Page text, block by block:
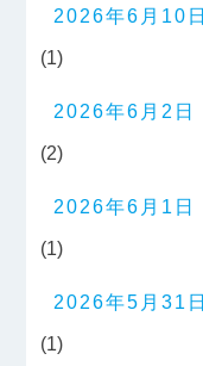
2026年6月10日
(1)
2026年6月2日
(2)
2026年6月1日
(1)
2026年5月31日
(1)